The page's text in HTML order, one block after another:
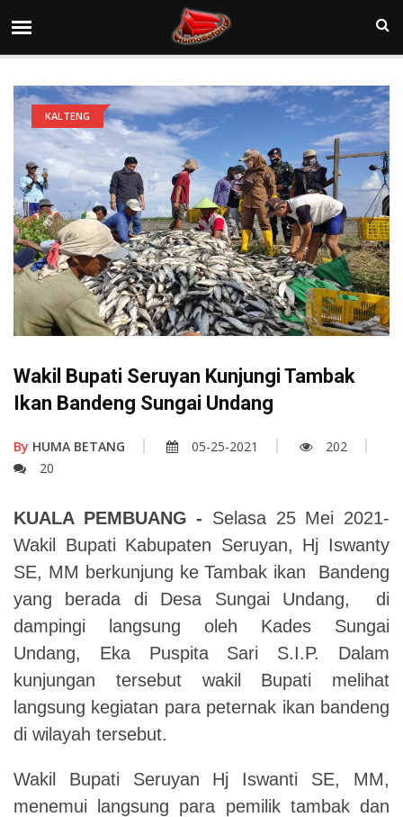
KALTENG
Wakil Bupati Seruyan Kunjungi Tambak
Ikan Bandeng Sungai Undang
By HUMA BETANG 05-25-2021
202
20
KUALA PEMBUANG - Selasa 25 Mei 2021-
Wakil Bupati Kabupaten Seruyan, Hj Iswanty
SE, MM berkunjung ke Tambak ikan Bandeng
yang berada di Desa Sungai Undang, di
dampingi langsung oleh Kades Sungai
Undang, Eka Puspita Sari S.I.P. Dalam
kunjungan tersebut wakil Bupati melihat
langsung kegiatan para peternak ikan bandeng
di wilayah tersebut.
Wakil Bupati Seruyan Hj Iswanti SE, MM,
menemui langsung para pemilik tambak dan